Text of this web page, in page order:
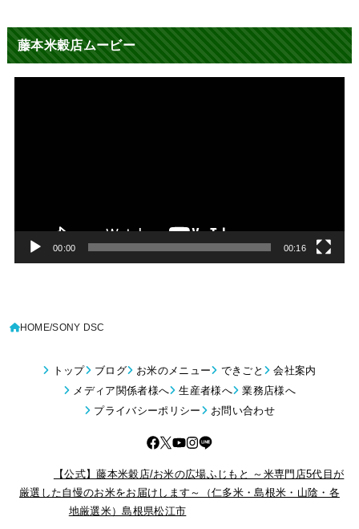
藤本米穀店ムービー
00:00 00:16
HOME SONY DSC
トップ ブログ お米のメニュー できごと
会社案内
メディア関係者様へ
生産者様へ
業務店様へ
プライバシーポリシー
お問い合わせ
【公式】藤本米穀店/お米の広場ふじもと ～米専門店5代目が
厳選した自慢のお米をお届けします～（仁多米・島根米・山陰・各
地厳選米）島根県松江市